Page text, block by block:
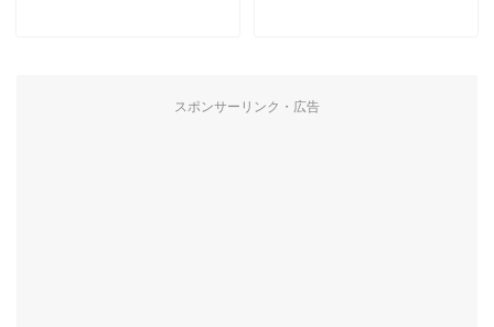
スポンサーリンク・広告